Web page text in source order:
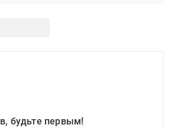
будьте первым!